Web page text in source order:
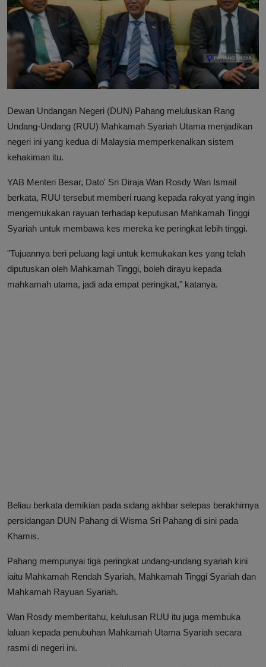
Hubungi Kami
Dewan Undangan Negeri (DUN) Pahang meluluskan Rang
Undang-Undang (RUU) Mahkamah Syariah Utama menjadikan
negeri ini yang kedua di Malaysia memperkenalkan sistem
kehakiman itu.
YAB Menteri Besar, Dato' Sri Diraja Wan Rosdy Wan Ismail
berkata, RUU tersebut memberi ruang kepada rakyat yang ingin
mengemukakan rayuan terhadap keputusan Mahkamah Tinggi
Syariah untuk membawa kes mereka ke peringkat lebih tinggi.
"Tujuannya beri peluang lagi untuk kemukakan kes yang telah
diputuskan oleh Mahkamah Tinggi, boleh dirayu kepada
mahkamah utama, jadi ada empat peringkat," katanya.
Beliau berkata demikian pada sidang akhbar selepas berakhirnya
persidangan DUN Pahang di Wisma Sri Pahang di sini pada
Khamis.
Pahang mempunyai tiga peringkat undang-undang syariah kini
iaitu Mahkamah Rendah Syariah, Mahkamah Tinggi Syariah dan
Mahkamah Rayuan Syariah.
Wan Rosdy memberitahu, kelulusan RUU itu juga membuka
laluan kepada penubuhan Mahkamah Utama Syariah secara
rasmi di negeri ini.